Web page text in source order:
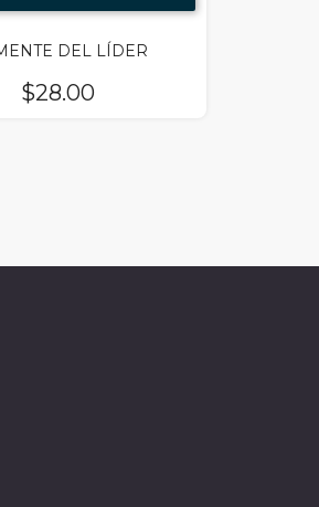
DEL LÍDER
$28.00